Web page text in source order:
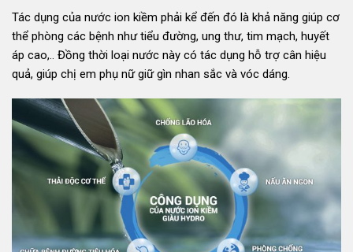
Tác dụng của nước ion kiềm phải kể đến đó là khả năng giúp cơ
thể phòng các bệnh như tiểu đường, ung thư, tim mạch, huyết
áp cao,.. Đồng thời loại nước này có tác dụng hỗ trợ cân hiệu
quả, giúp chị em phụ nữ giữ gìn nhan sắc và vóc dáng.